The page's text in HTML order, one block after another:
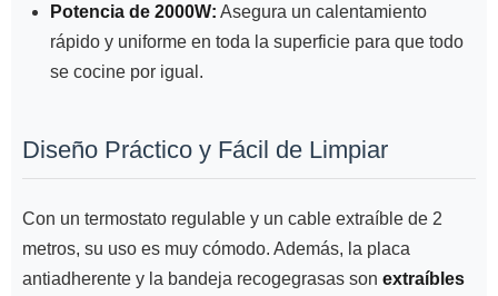
Potencia de 2000W: Asegura un calentamiento
rápido y uniforme en toda la superficie para que todo
se cocine por igual.
Diseño Práctico y Fácil de Limpiar
Con un termostato regulable y un cable extraíble de 2
metros, su uso es muy cómodo. Además, la placa
antiadherente y la bandeja recogegrasas son extraíbles